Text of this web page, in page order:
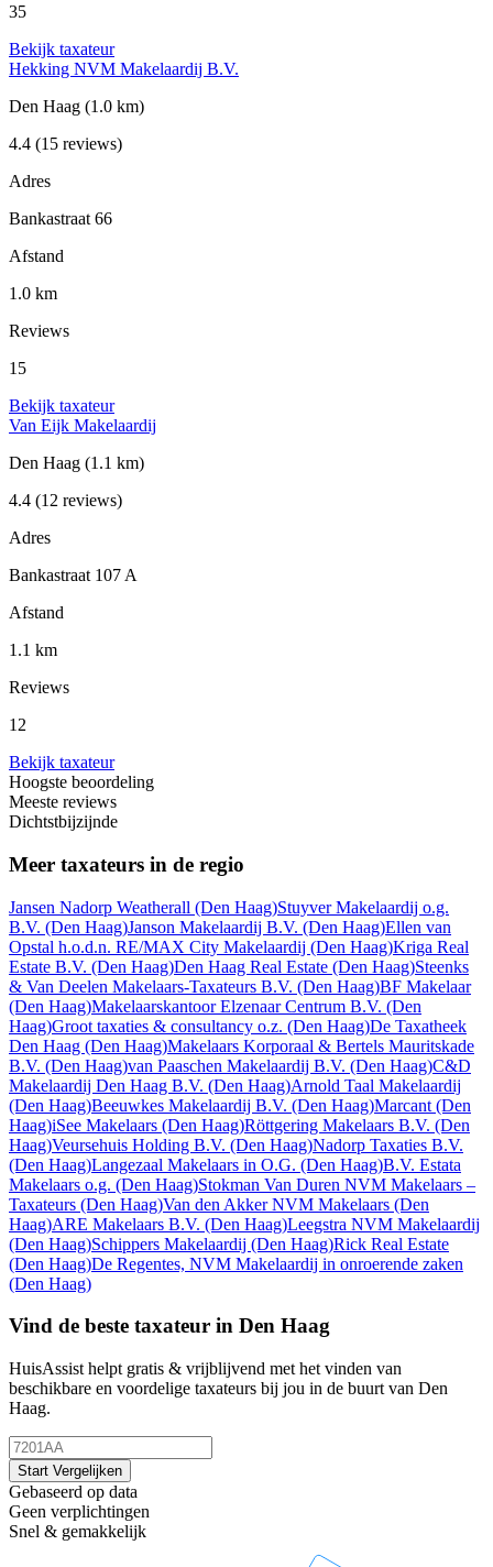
35
Bekijk taxateur
Hekking NVM Makelaardij B.V.
Den Haag (1.0 km)
4.4 (15 reviews)
Adres
Bankastraat 66
Afstand
1.0 km
Reviews
15
Bekijk taxateur
Van Eijk Makelaardij
Den Haag (1.1 km)
4.4 (12 reviews)
Adres
Bankastraat 107 A
Afstand
1.1 km
Reviews
12
Bekijk taxateur
Hoogste beoordeling
Meeste reviews
Dichtstbijzijnde
Meer taxateurs in de regio
Jansen Nadorp Weatherall (Den Haag)Stuyver Makelaardij o.g.
B.V. (Den Haag)Janson Makelaardij B.V. (Den Haag)Ellen van
Opstal h.o.d.n. RE/MAX City Makelaardij (Den Haag)Kriga Real
Estate B.V. (Den Haag)Den Haag Real Estate (Den Haag)Steenks
& Van Deelen Makelaars-Taxateurs B.V. (Den Haag)BF Makelaar
(Den Haag)Makelaarskantoor Elzenaar Centrum B.V. (Den
Haag)Groot taxaties & consultancy o.z. (Den Haag)De Taxatheek
Den Haag (Den Haag)Makelaars Korporaal & Bertels Mauritskade
B.V. (Den Haag)van Paaschen Makelaardij B.V. (Den Haag)C&D
Makelaardij Den Haag B.V. (Den Haag)Arnold Taal Makelaardij
(Den Haag)Beeuwkes Makelaardij B.V. (Den Haag)Marcant (Den
Haag)iSee Makelaars (Den Haag)Röttgering Makelaars B.V. (Den
Haag)Veursehuis Holding B.V. (Den Haag)Nadorp Taxaties B.V.
(Den Haag)Langezaal Makelaars in O.G. (Den Haag)B.V. Estata
Makelaars o.g. (Den Haag)Stokman Van Duren NVM Makelaars –
Taxateurs (Den Haag)Van den Akker NVM Makelaars (Den
Haag)ARE Makelaars B.V. (Den Haag)Leegstra NVM Makelaardij
(Den Haag)Schippers Makelaardij (Den Haag)Rick Real Estate
(Den Haag)De Regentes, NVM Makelaardij in onroerende zaken
(Den Haag)
Vind de beste taxateur in Den Haag
HuisAssist helpt gratis & vrijblijvend met het vinden van
beschikbare en voordelige taxateurs bij jou in de buurt van Den
Haag.
Start Vergelijken
Gebaseerd op data
Geen verplichtingen
Snel & gemakkelijk